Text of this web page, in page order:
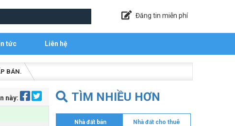
Đăng tin miễn phí
tức Liên hệ
BÁN.
này: TÌM NHIỀU HƠN
Nhà đất bán Nhà đất cho thuê